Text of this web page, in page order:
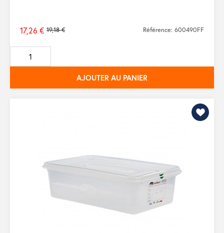
Prix
de
base
19,18 €
17,26 € Référence: 600490FF
AJOUTER AU PANIER